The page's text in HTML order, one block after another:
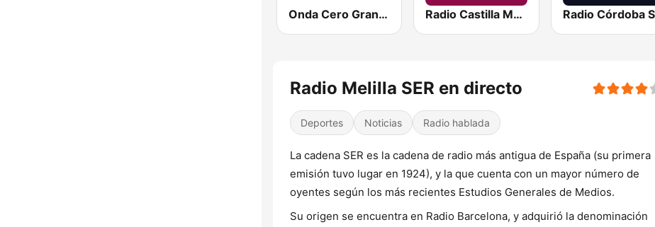
Onda Cero Granada Radio Castilla Mancha Media
Radio Melilla SER en directo
Deportes Noticias Radio hablada
La cadena SER es la cadena de radio más antigua de España (su primera
emisión tuvo lugar en 1924), y la que cuenta con un mayor número de
oyentes según los más recientes Estudios Generales de Medios.
Su origen se encuentra en Radio Barcelona, y adquirió la denominación